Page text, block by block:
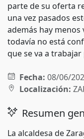
parte de su oferta
una vez pasados
además hay
todavía no está
que se va a
Fecha: 08/06/
Localización:
Resumen
La alcaldesa de